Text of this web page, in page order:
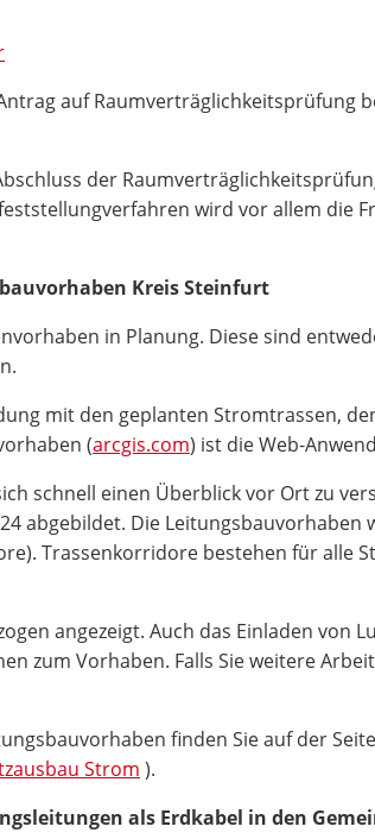
auf
der
wird vor allem die
Kreis Steinfurt
in Planung. Diese sind
mit den geplanten Stromtrassen,
(arcgis.com) ist die Web-
schnell einen Überblick vor Ort zu
abgebildet. Die
Trassenkorridore bestehen für alle
angezeigt. Auch das Einladen
zum Vorhaben. Falls Sie weitere
finden Sie auf der
Strom ).
als Erdkabel in den